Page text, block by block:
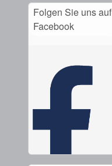
Folgen Sie uns auf
Facebook